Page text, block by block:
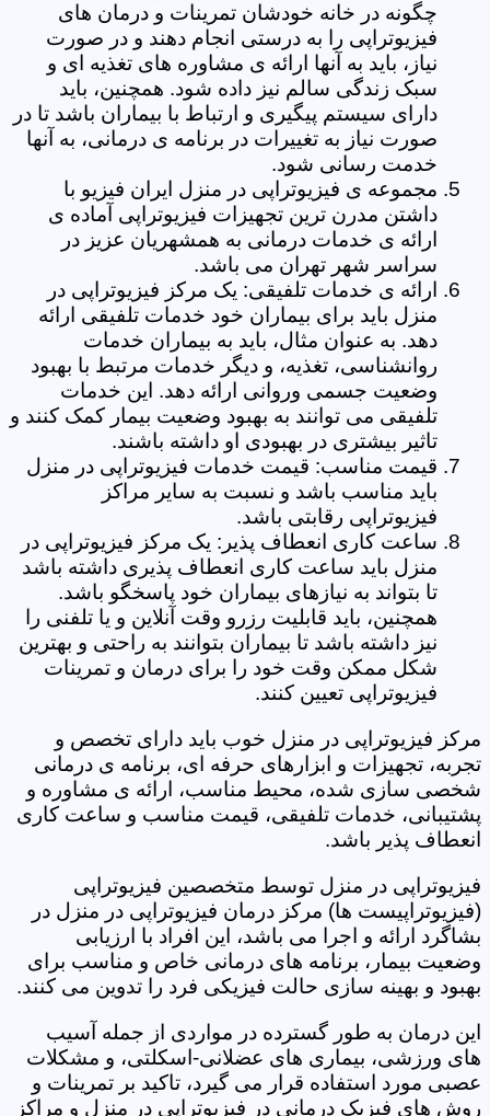
چگونه در خانه خودشان تمرینات و درمان های
فیزیوتراپی را به درستی انجام دهند و در صورت
نیاز، باید به آنها ارائه ی مشاوره های تغذیه ای و
سبک زندگی سالم نیز داده شود. همچنین، باید
دارای سیستم پیگیری و ارتباط با بیماران باشد تا در
صورت نیاز به تغییرات در برنامه ی درمانی، به آنها
خدمت رسانی شود.
مجموعه ی فیزیوتراپی در منزل ایران فیزیو با
داشتن مدرن ترین تجهیزات فیزیوتراپی آماده ی
ارائه ی خدمات درمانی به همشهریان عزیز در
سراسر شهر تهران می باشد.
ارائه ی خدمات تلفیقی: یک مرکز فیزیوتراپی در
منزل باید برای بیماران خود خدمات تلفیقی ارائه
دهد. به عنوان مثال، باید به بیماران خدمات
روانشناسی، تغذیه، و دیگر خدمات مرتبط با بهبود
وضعیت جسمی وروانی ارائه دهد. این خدمات
تلفیقی می توانند به بهبود وضعیت بیمار کمک کنند و
تاثیر بیشتری در بهبودی او داشته باشند.
قیمت مناسب: قیمت خدمات فیزیوتراپی در منزل
باید مناسب باشد و نسبت به سایر مراکز
فیزیوتراپی رقابتی باشد.
ساعت کاری انعطاف پذیر: یک مرکز فیزیوتراپی در
منزل باید ساعت کاری انعطاف پذیری داشته باشد
تا بتواند به نیازهای بیماران خود پاسخگو باشد.
همچنین، باید قابلیت رزرو وقت آنلاین و یا تلفنی را
نیز داشته باشد تا بیماران بتوانند به راحتی و بهترین
شکل ممکن وقت خود را برای درمان و تمرینات
فیزیوتراپی تعیین کنند.
مرکز فیزیوتراپی در منزل خوب باید دارای تخصص و
تجربه، تجهیزات و ابزارهای حرفه ای، برنامه ی درمانی
شخصی سازی شده، محیط مناسب، ارائه ی مشاوره و
پشتیبانی، خدمات تلفیقی، قیمت مناسب و ساعت کاری
انعطاف پذیر باشد.
فیزیوتراپی در منزل توسط متخصصین فیزیوتراپی
(فیزیوتراپیست ها) مرکز درمان فیزیوتراپی در منزل در
بشاگرد ارائه و اجرا می باشد، این افراد با ارزیابی
وضعیت بیمار، برنامه های درمانی خاص و مناسب برای
بهبود و بهینه سازی حالت فیزیکی فرد را تدوین می کنند.
این درمان به طور گسترده در مواردی از جمله آسیب
های ورزشی، بیماری های عضلانی-اسکلتی، و مشکلات
عصبی مورد استفاده قرار می گیرد، تاکید بر تمرینات و
روش های فیزیک درمانی در فیزیوتراپی در منزل و مراکز